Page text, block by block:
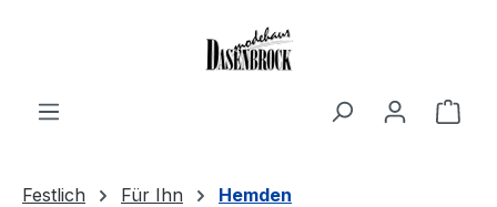
Festlich Für Ihn Hemden